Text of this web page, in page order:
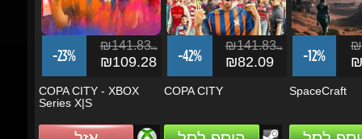
₪109.28
COPA CITY - XBOX
Series X|S
אזל
מהמלאי
₪82.09
COPA CITY
הוסף לסל
SpaceCraft
לסל